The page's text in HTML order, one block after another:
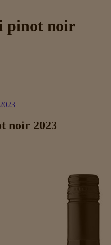
pinot noir
noir 2023